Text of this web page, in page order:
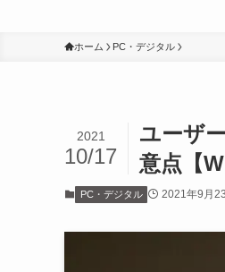
ホーム PC・デジタル
ユーザ
意点【
2021
10/17
PC・デジタル 2021年9月